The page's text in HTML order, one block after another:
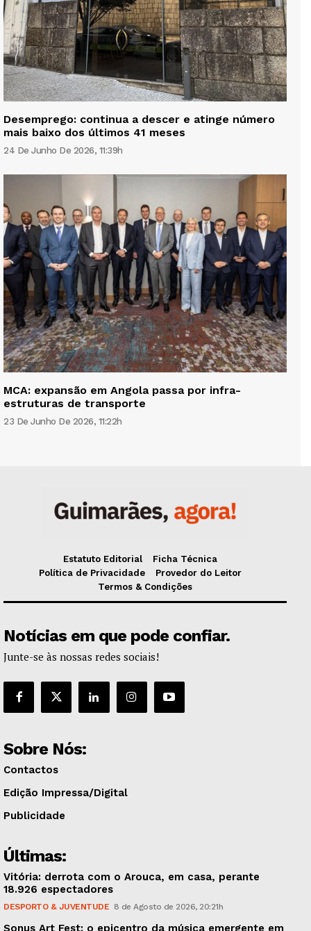
Desemprego: continua a descer e atinge número
mais baixo dos últimos 41 meses
24 De Junho De 2026, 11:39h
MCA: expansão em Angola passa por infra-
estruturas de transporte
23 De Junho De 2026, 11:22h
Estatuto Editorial
Ficha Técnica
Política de Privacidade
Provedor do Leitor
Termos & Condições
Notícias em que pode confiar.
Junte-se às nossas redes sociais!
Sobre Nós:
Contactos
Edição Impressa/Digital
Publicidade
Últimas:
Vitória: derrota com o Arouca, em casa, perante
18.926 espectadores
DESPORTO & JUVENTUDE 8 de Agosto de 2026, 20:21h
Sonus Art Fest: o epicentro da música emergente em